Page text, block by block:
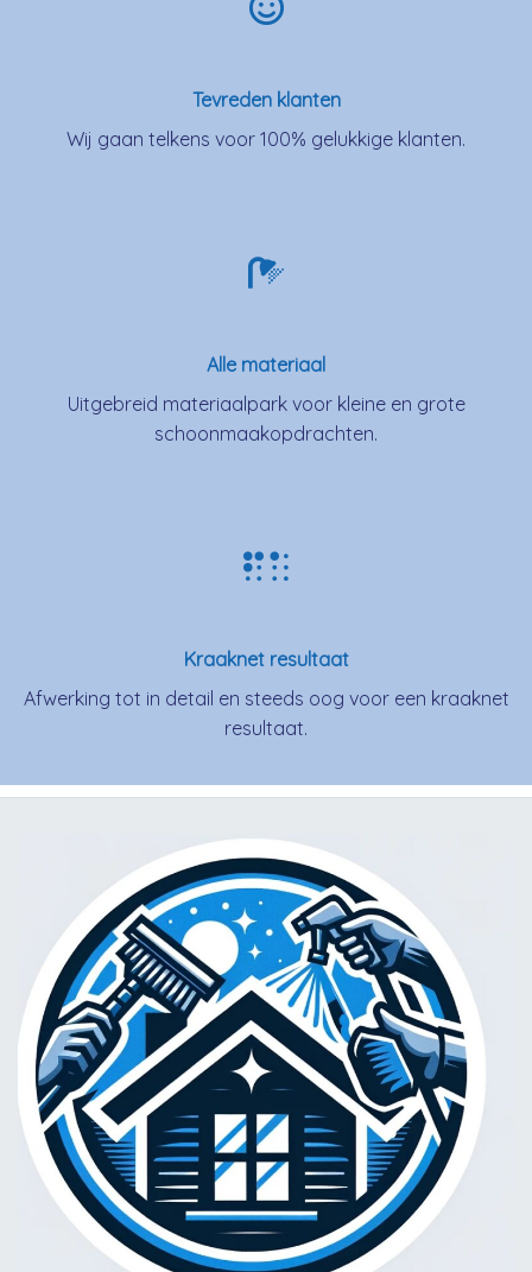
Tevreden klanten
Wij gaan telkens voor 100% gelukkige klanten.
Alle materiaal
Uitgebreid materiaalpark voor kleine en grote
schoonmaakopdrachten.
Kraaknet resultaat
Afwerking tot in detail en steeds oog voor een kraaknet
resultaat.